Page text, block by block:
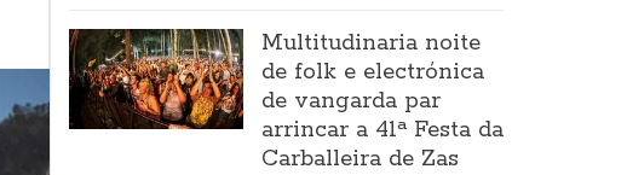
Multitudinaria noite
de folk e electrónica
de vangarda par
arrincar a 41ª Festa da
Carballeira de Zas